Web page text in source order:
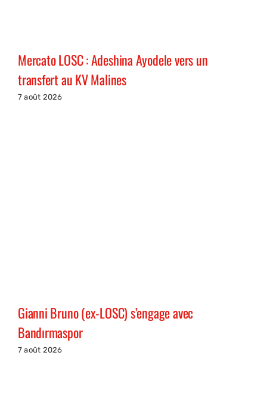
Mercato LOSC : Adeshina Ayodele vers un
transfert au KV Malines
7 août 2026
Gianni Bruno (ex-LOSC) s’engage avec
Bandırmaspor
7 août 2026